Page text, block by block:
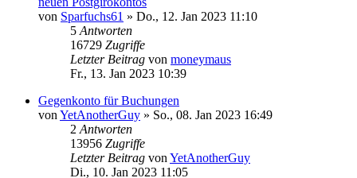
von Sparfuchs61 » Do., 12. Jan 2023 11:10
5 Antworten
16729 Zugriffe
Letzter Beitrag von moneymaus
Fr., 13. Jan 2023 10:39
Gegenkonto für Buchungen
von YetAnotherGuy » So., 08. Jan 2023 16:49
2 Antworten
13956 Zugriffe
Letzter Beitrag von YetAnotherGuy
Di., 10. Jan 2023 11:05